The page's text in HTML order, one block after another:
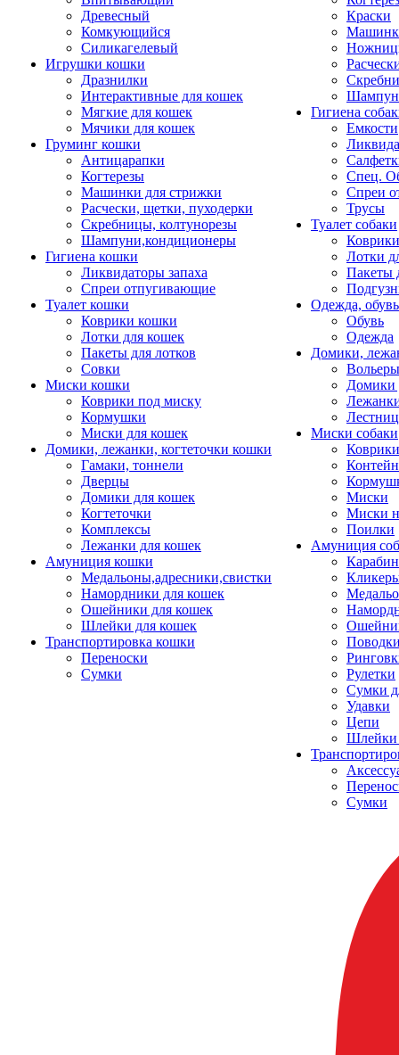
Древесный
Комкующийся
Силикагелевый
Игрушки кошки
Дразнилки
Интерактивные для кошек
Мягкие для кошек
Мячики для кошек
Груминг кошки
Антицарапки
Когтерезы
Машинки для стрижки
Расчески, щетки, пуходерки
Скребницы, колтунорезы
Шампуни,кондиционеры
Гигиена кошки
Ликвидаторы запаха
Спреи отпугивающие
Туалет кошки
Коврики кошки
Лотки для кошек
Пакеты для лотков
Совки
Миски кошки
Коврики под миску
Кормушки
Миски для кошек
Домики, лежанки, когтеточки кошки
Гамаки, тоннели
Дверцы
Домики для кошек
Когтеточки
Комплексы
Лежанки для кошек
Амуниция кошки
Медальоны,адресники,свистки
Намордники для кошек
Ошейники для кошек
Шлейки для кошек
Транспортировка кошки
Переноски
Сумки
Краски
Гигиена
Емкости
Спец.
Спреи
Трусы
Туалет собаки
Коврики
Лотки
Пакеты
Одежда, обувь
Обувь
Одежда
Домики,
Домики
Миски собаки
Миски
Миски
Поилки
Амуниция
Рулетки
Сумки
Удавки
Цепи
Шлейки
Сумки